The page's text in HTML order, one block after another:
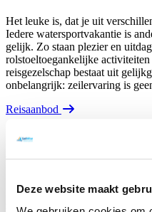
Deze website maakt
Het leuke is, dat je uit
Iedere watersportvakantie is
gelijk. Zo staan plezier en
rolstoeltoegankelijke
reisgezelschap bestaat uit
onbelangrijk: zeilervaring is
Reisaanbod
Vakantie voor
Bij SailWise kan je varen op
zeil. Je kan volop watersporten